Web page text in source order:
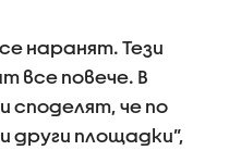
наранят. Тези
все повече. В
споделят, че по
други площадки”,